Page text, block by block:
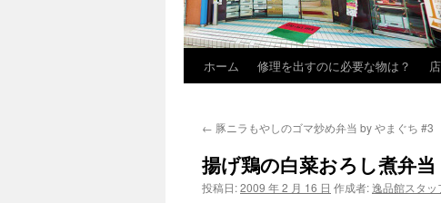
ホーム 修理を出すのに必要な物は？
← 豚ニラもやしのゴマ炒め弁当 by やまぐち #3
揚げ鶏の白菜おろし煮弁
投稿日:2009 年 2 月 16 日 作成者:逸品館スタッ